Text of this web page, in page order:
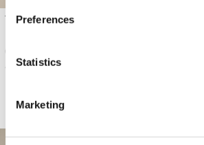
Preferences
Statistics
Marketing
Top sans couture en tricot
4 Colors
Suggestions pour